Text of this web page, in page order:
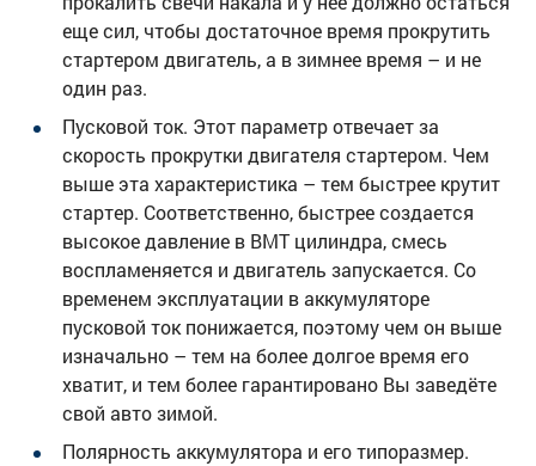
еще сил, чтобы достаточное время прокрутить
стартером двигатель, а в зимнее время – и не
один раз.
Пусковой ток. Этот параметр отвечает за
скорость прокрутки двигателя стартером. Чем
выше эта характеристика – тем быстрее крутит
стартер. Соответственно, быстрее создается
высокое давление в ВМТ цилиндра, смесь
воспламеняется и двигатель запускается. Со
временем эксплуатации в аккумуляторе
пусковой ток понижается, поэтому чем он выше
изначально – тем на более долгое время его
хватит, и тем более гарантировано Вы заведёте
свой авто зимой.
Полярность аккумулятора и его типоразмер.